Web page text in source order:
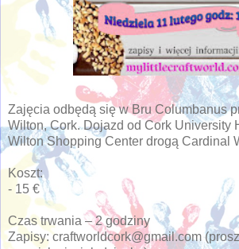
Zajęcia odbędą się w Bru Columbanus
Wilton, Cork. Dojazd od Cork University
Wilton Shopping Center drogą Cardinal
Koszt:
- 15 €
Czas trwania – 2 godziny
Zapisy: craftworldcork@gmail.com